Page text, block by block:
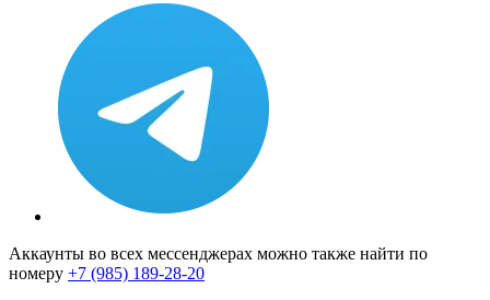
Аккаунты во всех мессенджерах можно также найти по
номеру +7 (985) 189-28-20